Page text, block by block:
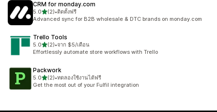
CRM for monday.com
5.0เต็ม 5 ดาว
(2)
ทั้งหมด 2 รีวิว
•ติดตั้งฟรี
Advanced sync for B2B wholesale & DTC brands on monday.com
Trello Tools
5.0เต็ม 5 ดาว
(2)
ทั้งหมด 2 รีวิว
•จาก $5/เดือน
Effortlessly automate store workflows with Trello
Packwork
5.0เต็ม 5 ดาว
(2)
ทั้งหมด 2 รีวิว
•ทดลองใช้งานได้ฟรี
Get the most out of your Fulfil integration